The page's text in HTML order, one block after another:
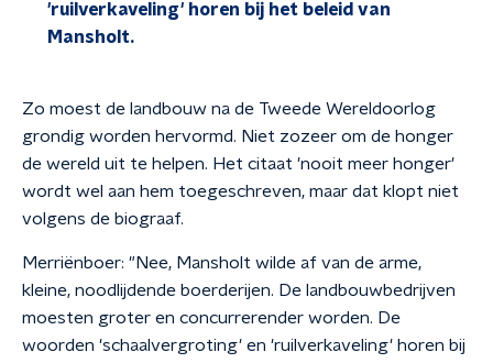
'ruilverkaveling' horen bij het beleid van
Mansholt.
Zo moest de landbouw na de Tweede Wereldoorlog
grondig worden hervormd. Niet zozeer om de honger
de wereld uit te helpen. Het citaat 'nooit meer honger'
wordt wel aan hem toegeschreven, maar dat klopt niet
volgens de biograaf.
Merriënboer: "Nee, Mansholt wilde af van de arme,
kleine, noodlijdende boerderijen. De landbouwbedrijven
moesten groter en concurrerender worden. De
woorden 'schaalvergroting' en 'ruilverkaveling' horen bij